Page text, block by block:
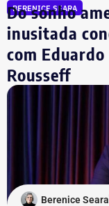
BERENICE SEARA
Do sonho
inusitada
com
Rousseff
Berenice Seara